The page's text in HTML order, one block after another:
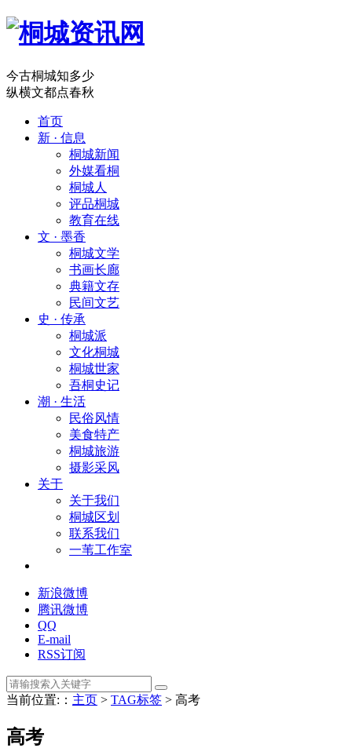
今古桐城知多少
纵横文都点春秋
首页
新 · 信息
桐城新闻
外媒看桐
桐城人
评品桐城
教育在线
文 · 墨香
桐城文学
书画长廊
典籍文存
民间文艺
史 · 传承
桐城派
文化桐城
桐城世家
吾桐史记
潮 · 生活
民俗风情
美食特产
桐城旅游
摄影采风
关于
关于我们
桐城区划
联系我们
一苇工作室
新浪微博
腾讯微博
QQ
E-mail
RSS订阅
当前位置:： 主页 > TAG标签 > 高考
高考